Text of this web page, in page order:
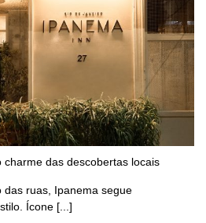
charme das descobertas locais
das ruas, Ipanema segue
Ícone [...]